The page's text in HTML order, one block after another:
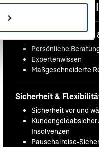
Immer
Persönliche Beratung
Persönliche
Expertenwissen
Maßgeschneiderte
Sicherheit &
Sicherheit vor und
Insolvenzen
Pauschalreise-